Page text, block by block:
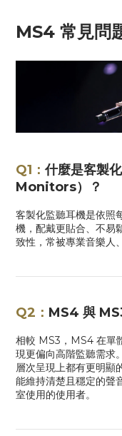
MS4 常見問
Q1：什麼是客製
Monitors）？
客製化監聽耳機是依照
機，配戴更貼合、不易
致性，常被專業音樂人
Q2： MS4 與
相較 MS3 ， MS4 在單
現更偏向高階監聽需求
層次呈現上都有更明顯
能維持清楚且穩定的聲
室使用的使用者。